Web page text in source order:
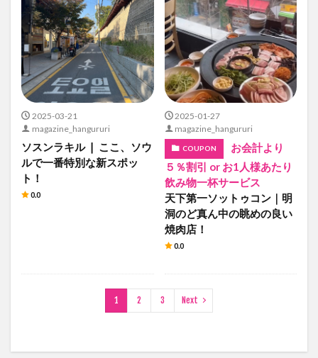
2025-03-21
magazine_hangururi
ソスンラキル ❘ ここ、ソウ
ルで一番特別な新スポッ
ト！
0.0
2025-01-27
magazine_hangururi
COUPON
お会計より
５％割引 or お1人様あたり
飲み物一杯サービス
天下第一ソットゥコン｜明
洞のど真ん中の眺めの良い
焼肉店！
0.0
1 2 3 Next